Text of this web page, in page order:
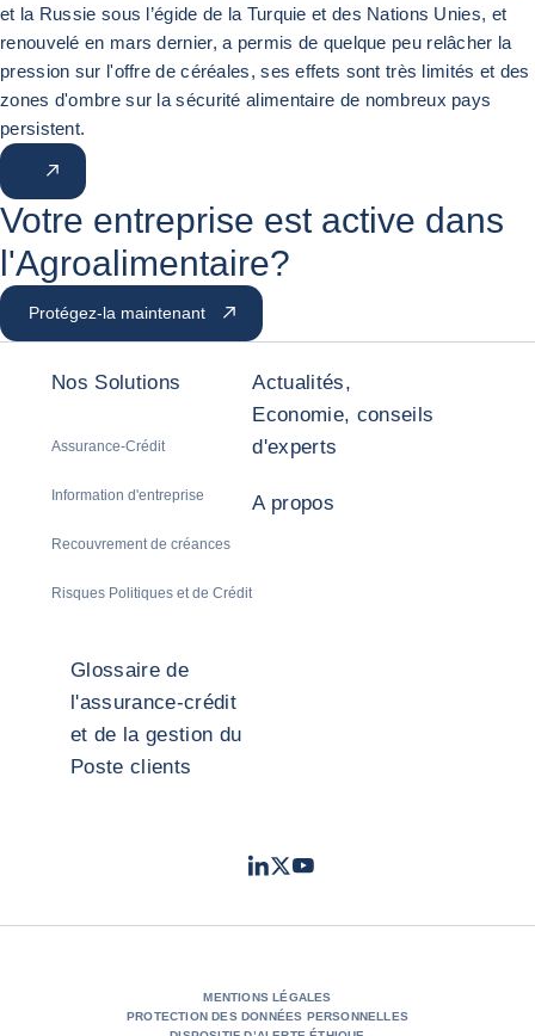
et la Russie sous l’égide de la Turquie et des Nations Unies, et
renouvelé en mars dernier, a permis de quelque peu relâcher la
pression sur l'offre de céréales, ses effets sont très limités et des
zones d'ombre sur la sécurité alimentaire de nombreux pays
persistent.
Votre entreprise est active dans
l'Agroalimentaire?
Protégez-la maintenant
Nos Solutions
Assurance-Crédit
Information d'entreprise
Recouvrement de créances
Risques Politiques et de Crédit
Actualités,
Economie, conseils
d'experts
A propos
Glossaire de
l'assurance-crédit
et de la gestion du
Poste clients
LinkedIn
TwitterYoutube
MENTIONS LÉGALES
PROTECTION DES DONNÉES PERSONNELLES